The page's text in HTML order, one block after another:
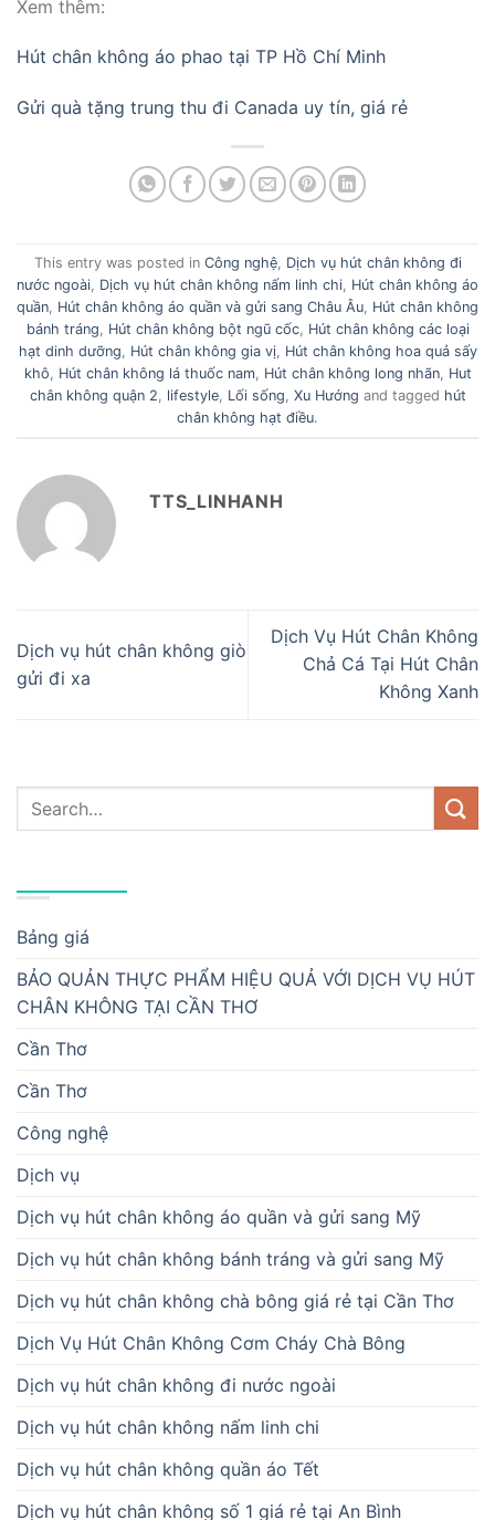
Xem thêm:
Hút chân không áo phao tại TP Hồ Chí Minh
Gửi quà tặng trung thu đi Canada uy tín, giá rẻ
This entry was posted in Công nghệ, Dịch vụ hút chân không đi
nước ngoài Dịch vụ hút chân không nấm linh chi Hút chân không áo
quần Hút chân không áo quần và gửi sang Châu Âu Hút chân không
bánh tráng
Hút chân không bột ngũ cốc, Hút chân không các loại
hạt dinh dưỡng
Hút chân không gia vị, Hút chân không hoa quả sấy
khô
Hút chân không lá thuốc nam, Hút chân không long nhãn, Hut
chân không quận 2
lifestyle, Lối sống Xu Hướng and tagged hút
chân không hạt điều.
TTS_LINHANH
Dịch vụ hút chân không giò
gửi đi xa
Dịch Vụ Hút Chân Không
Chả Cá Tại Hút Chân
Không Xanh
Bảng giá
BẢO QUẢN THỰC PHẨM HIỆU QUẢ VỚI DỊCH VỤ HÚT
CHÂN KHÔNG TẠI CẦN THƠ
Cần Thơ
Cần Thơ
Công nghệ
Dịch vụ
Dịch vụ hút chân không áo quần và gửi sang Mỹ
Dịch vụ hút chân không bánh tráng và gửi sang Mỹ
Dịch vụ hút chân không chà bông giá rẻ tại Cần Thơ
Dịch Vụ Hút Chân Không Cơm Cháy Chà Bông
Dịch vụ hút chân không đi nước ngoài
Dịch vụ hút chân không nấm linh chi
Dịch vụ hút chân không quần áo Tết
Dịch vụ hút chân không số 1 giá rẻ tại An Bình